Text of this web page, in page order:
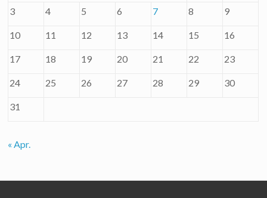
3 4 5 6 7 8 9
10 11 12 13 14 15 16
17 18 19 20 21 22 23
24 25 26 27 28 29 30
31
« Apr.